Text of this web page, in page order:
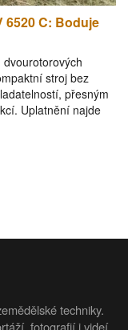
6520 C: Boduje
stroj bez
přesným
Uplatnění najde
techniky.
fotografií i videí